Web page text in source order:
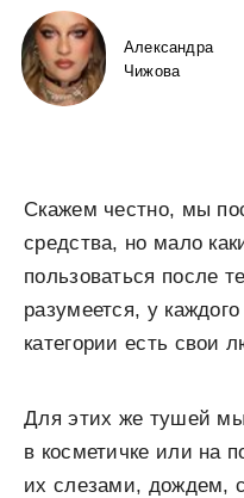
Александра
Чижова
Скажем честно, мы
средства, но мало
пользоваться после
разумеется, у
категории есть свои
Для этих же тушей
в косметичке или на
их слезами, дождем,